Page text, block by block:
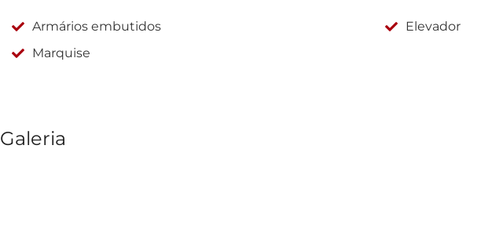
Armários embutidos
Elevador
Marquise
Galeria